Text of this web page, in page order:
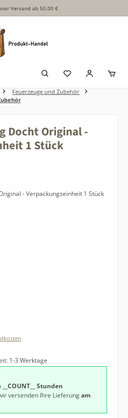
Versand ab 50,00 €
Feuerzeuge und Zubehör
Docht Original -
1 Stück
1-3 Werktage
__COUNT__ Stunden
versenden Ihre Lieferungam